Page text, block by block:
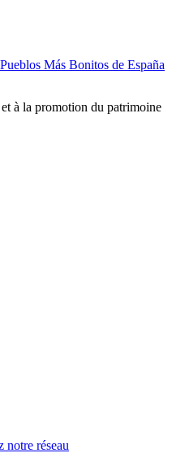
Más Bonitos de España
à la promotion du patrimoine
notre réseau